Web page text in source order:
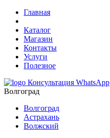
Главная
Каталог
Магазин
Контакты
Услуги
Полезное
Консультация WhatsApp
Волгоград
Волгоград
Астрахань
Волжский